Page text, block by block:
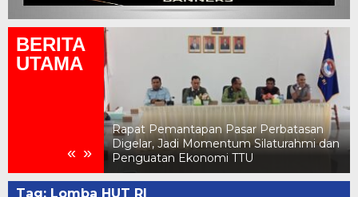
BERITA
UTAMA
« »
Pertamina Edukasi Penggunaan LPG
Aman di Jambore Daerah Pramuka X
NTT 2026
Tag: Lomba HUT RI